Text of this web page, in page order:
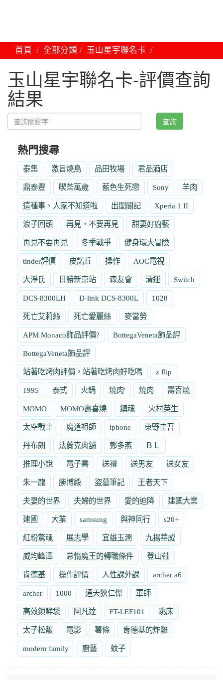
首頁 全部分類 玉山星宇聯名卡
玉山星宇聯名卡-評價查詢
結果
查詢
熱門搜尋
泰集 激旨燒鳥 品田牧場 君品酒店
鼎泰豐 喫茶萬歲 藍色生死戀 Sony 羊肉
這種事、人家不知道啦 出閨閣記 Xperia 1 II
浪子回頭 再見，不要再見 甜妻好廚藝
再見不要再見 冬季戰爭 健身環大冒險
tinder評價 皮諾丘 操作 AOC電視
大淨氏 日勝新京站 森友會 清運 Switch
DCS-8300LH D-link DCS-8300L 1028
死亡艾莉絲 死亡愛麗絲 麥當勞
APM Monaco飾品評價? BottegaVeneta飾品評
BottegaVeneta飾品評
站著吃烤肉評價，站著吃烤肉好吃嗎 z flip
1995 泰式 火鍋 燒肉' 燒肉 壽喜燒
MOMO MOMO壽喜燒 鎮魂 火村英生
太空戰士 魔道祖師 iphone 東野圭吾
丹布朗 法蘭克肉舖 鄭多燕 ＢＬ
推理小說 電子書 送禮 送男友 送女友
朱一龍 勝博殿 盜墓筆記 王者天下
夫妻的世界 夫婦的世界 愛的迫降 建國大業
建國 大業 samsung 與神同行 s20+
紅粉驚魂 展志學 宜雄玉潤 九揚華威
威均峰澤 怠惰魔王的轉職條件 登山鞋
肯德基 操作評價 人性課外課 archer a6
archer 1000 通天狄仁傑 軍師
高效鎖鮮袋 阿凡達 FT-LEF101 跳床
太子松馥 電影 薯條 肯德基的炸雞
modern family 廚藝 蚊子